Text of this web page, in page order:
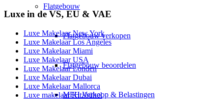
Flatgebouw
Flatgebouw verkopen
Flatgebouw beoordelen
MFH Verkoop & Belastingen
Luxe in de VS, EU & VAE
Luxe Makelaar New York
Luxe Makelaar Los Angeles
Luxe Makelaar Miami
Luxe Makelaar USA
Luxe Makelaar Londen
Luxe Makelaar Dubai
Luxe Makelaar Mallorca
Luxe makelaar Kitzbühel